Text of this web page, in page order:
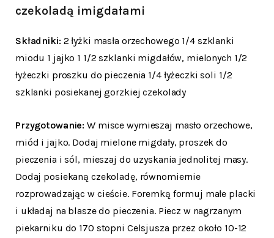
czekoladą imigdałami
Składniki: 2 łyżki masła orzechowego 1/4 szklanki
miodu 1 jajko 1 1/2 szklanki migdałów, mielonych 1/2
łyżeczki proszku do pieczenia 1/4 łyżeczki soli 1/2
szklanki posiekanej gorzkiej czekolady
Przygotowanie: W misce wymieszaj masło orzechowe,
miód i jajko. Dodaj mielone migdały, proszek do
pieczenia i sól, mieszaj do uzyskania jednolitej masy.
Dodaj posiekaną czekoladę, równomiernie
rozprowadzając w cieście. Foremką formuj małe placki
i układaj na blasze do pieczenia. Piecz w nagrzanym
piekarniku do 170 stopni Celsjusza przez około 10-12